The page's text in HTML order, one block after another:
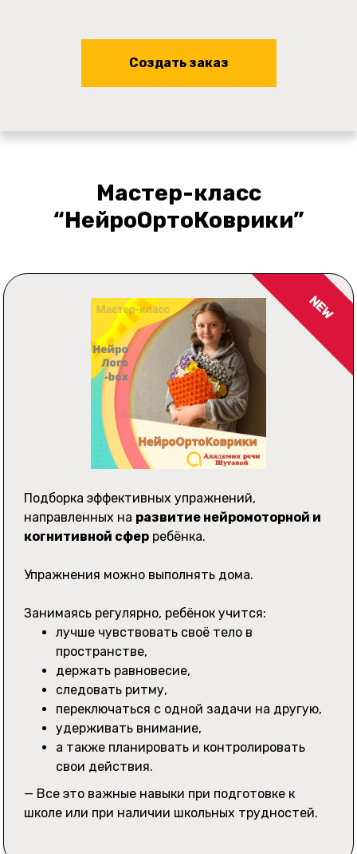
Cоздать заказ
Ссылка на это место страницы:#zakaz
Мастер-класс
“НейроОртоКоврики”
Подборка эффективных упражнений,
направленных на развитие нейромоторной и
когнитивной сфер ребёнка.
Упражнения можно выполнять дома.
Занимаясь регулярно, ребёнок учится:
лучше чувствовать своё тело в
пространстве,
держать равновесие,
следовать ритму,
переключаться с одной задачи на другую,
удерживать внимание,
а также планировать и контролировать
свои действия.
— Все это важные навыки при подготовке к
школе или при наличии школьных трудностей.
NEW